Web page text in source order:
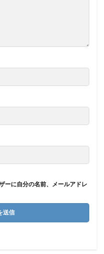
ーに自分の名前、メールアドレ